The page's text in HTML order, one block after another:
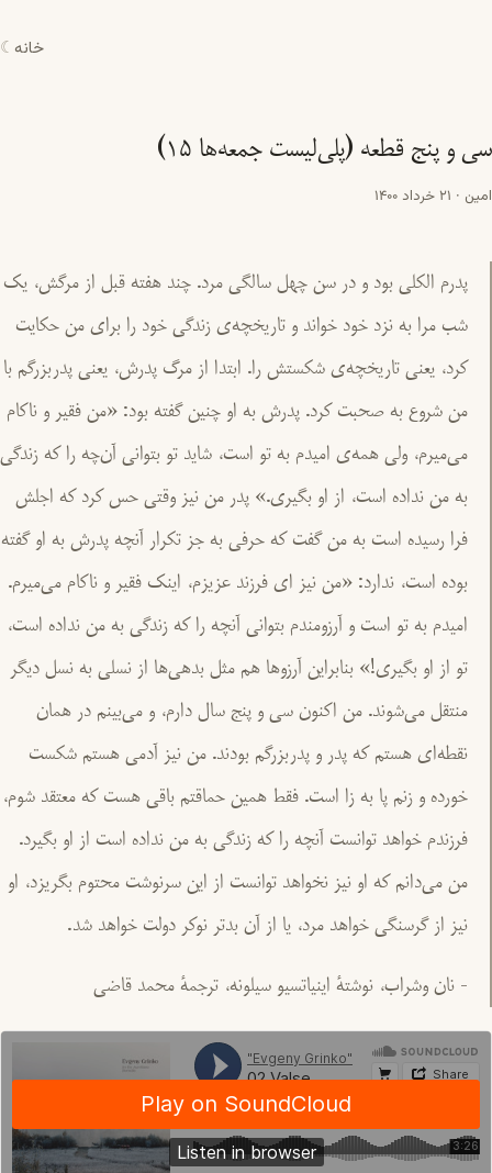
خانه ☾
سی و پنج قطعه (پلی‌لیست جمعه‌ها ۱۵)
امین · 21 خرداد 1400
پدرم الکلی بود و در سن چهل سالگی مرد. چند هفته قبل از مرگش، یک
شب مرا به نزد خود خواند و تاریخچه‌ی زندگی خود را برای من حکایت
کرد، یعنی تاریخچه‌ی شکستش را. ابتدا از مرگ پدرش، یعنی پدربزرگم با
من شروع به صحبت کرد. پدرش به او چنین گفته بود: «من فقیر و ناکام
می‌میرم، ولی همه‌ی امیدم به تو است، شاید تو بتوانی آن‌چه را که زندگی
به من نداده است، از او بگیری.» پدر من نیز وقتی حس کرد که اجلش
فرا رسیده است به من گفت که حرفی به جز تکرار آنچه پدرش به او گفته
بوده است، ندارد: «من نیز ای فرزند عزیزم، اینک فقیر و ناکام می‌میرم.
امیدم به تو است و آرزومندم بتوانی آنچه را که زندگی به من نداده است،
تو از او بگیری!» بنابراین آرزوها هم مثل بدهی‌ها از نسلی به نسل دیگر
منتقل می‌شوند. من اکنون سی و پنج سال دارم، و می‌بینم در همان
نقطه‌ای هستم که پدر و پدربزرگم بودند. من نیز آدمی هستم شکست
خورده و زنم پا به زا است. فقط همین حماقتم باقی هست که معتقد شوم،
فرزندم خواهد توانست آنچه را که زندگی به من نداده است از او بگیرد.
من می‌دانم که او نیز نخواهد توانست از این سرنوشت محتوم بگریزد، او
نیز از گرسنگی خواهد مرد، یا از آن بدتر نوکر دولت خواهد شد.
- نان وشراب، نوشتهٔ اینیاتسیو سیلونه، ترجمه‌ٔ محمد قاضی